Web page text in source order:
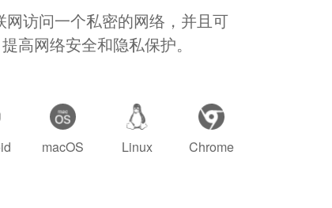
访问一个私密的网络，并且可
高网络安全和隐私保护。
macOS Linux Chrome